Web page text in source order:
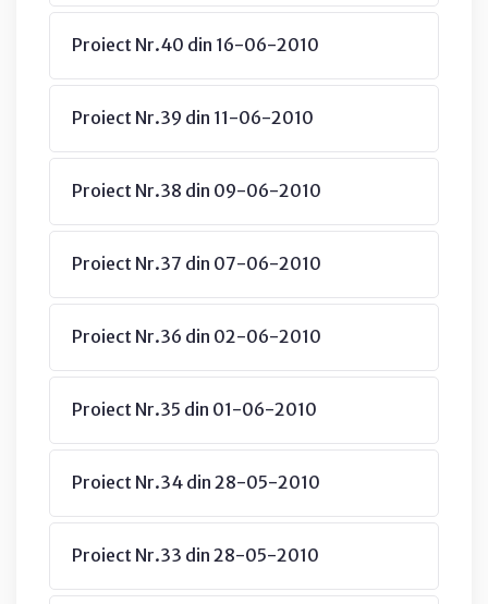
Proiect Nr.40 din 16-06-2010
Proiect Nr.39 din 11-06-2010
Proiect Nr.38 din 09-06-2010
Proiect Nr.37 din 07-06-2010
Proiect Nr.36 din 02-06-2010
Proiect Nr.35 din 01-06-2010
Proiect Nr.34 din 28-05-2010
Proiect Nr.33 din 28-05-2010